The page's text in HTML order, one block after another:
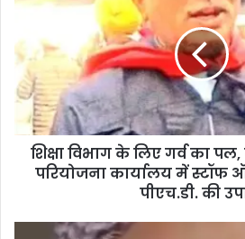
शिक्षा विभाग के लिए गर्व का पल,
परियोजना कार्यालय में स्टॉफ
पीएच.डी. की